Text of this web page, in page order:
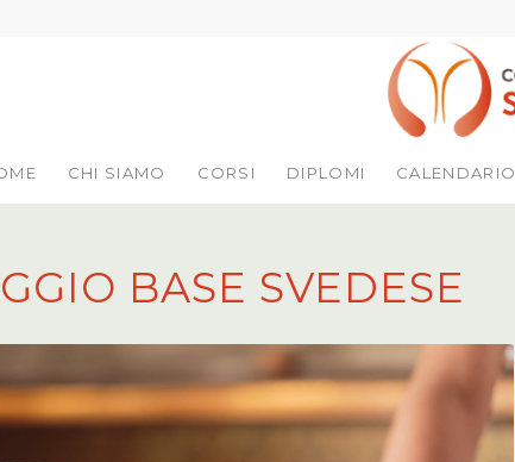
CHI SIAMO CORSI DIPLOMI CALENDARIO
BASE SVEDESE